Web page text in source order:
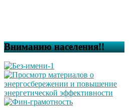
Вниманию населения!!